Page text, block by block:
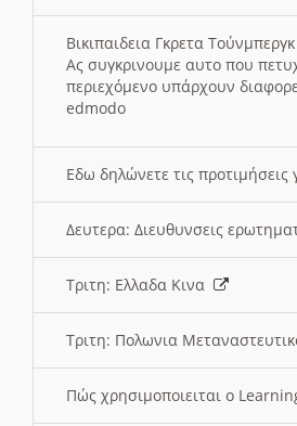
Βικιπαιδεια Γκρετα Τούνμπεργκ
Ας συγκρινουμε αυτο που
περιεχόμενο υπάρχουν
edmodo
Εδω δηλώνετε τις προτιμήσεις
Δευτερα: Διευθυνσεις
Τριτη: Ελλαδα Κινα
Τριτη: Πολωνια
Πώς χρησιμοποιειται ο